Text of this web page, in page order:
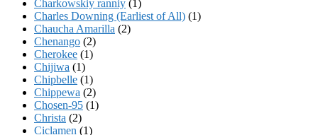
Charkowskiy ranniy (1)
Charles Downing (Earliest of All) (1)
Chaucha Amarilla (2)
Chenango (2)
Cherokee (1)
Chijiwa (1)
Chipbelle (1)
Chippewa (2)
Chosen-95 (1)
Christa (2)
Ciclamen (1)